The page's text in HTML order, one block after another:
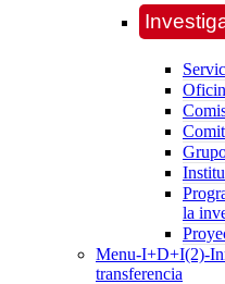
la
Menu-I+D+I(2)-
transferencia